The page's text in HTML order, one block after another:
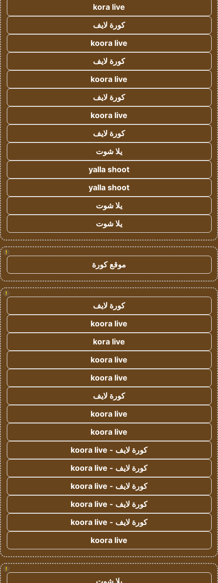
kora live
كورة لايف
koora live
كورة لايف
koora live
كورة لايف
koora live
كورة لايف
يلا شوت
yalla shoot
yalla shoot
يلا شوت
يلا شوت
!
موقع كورة
!
كورة لايف
koora live
kora live
koora live
koora live
كورة لايف
koora live
koora live
كورة لايف - koora live
كورة لايف - koora live
كورة لايف - koora live
كورة لايف - koora live
كورة لايف - koora live
koora live
!
يلا شوت